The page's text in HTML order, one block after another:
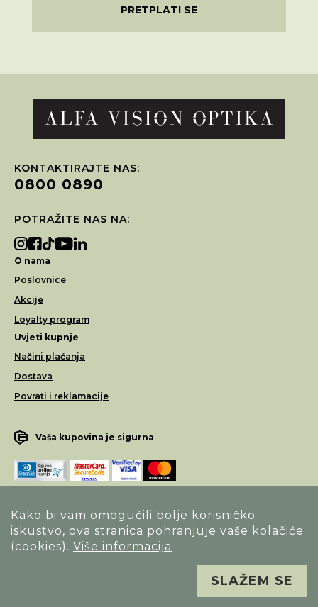
Kako bi vam omogućili bolje korisničko
iskustvo, ova stranica pohranjuje vaše kolačiće
(cookies). Više informacija
SLAŽEM SE
PRETPLATI SE
KONTAKTIRAJTE NAS:
0800 0890
POTRAŽITE NAS NA:
O nama
Poslovnice
Akcije
Loyalty program
Uvjeti kupnje
Načini plaćanja
Dostava
Povrati i reklamacije
Vaša kupovina je sigurna
Opći uvjeti poslovanja
Sva prava pridržana. Alfa Vision optika ©